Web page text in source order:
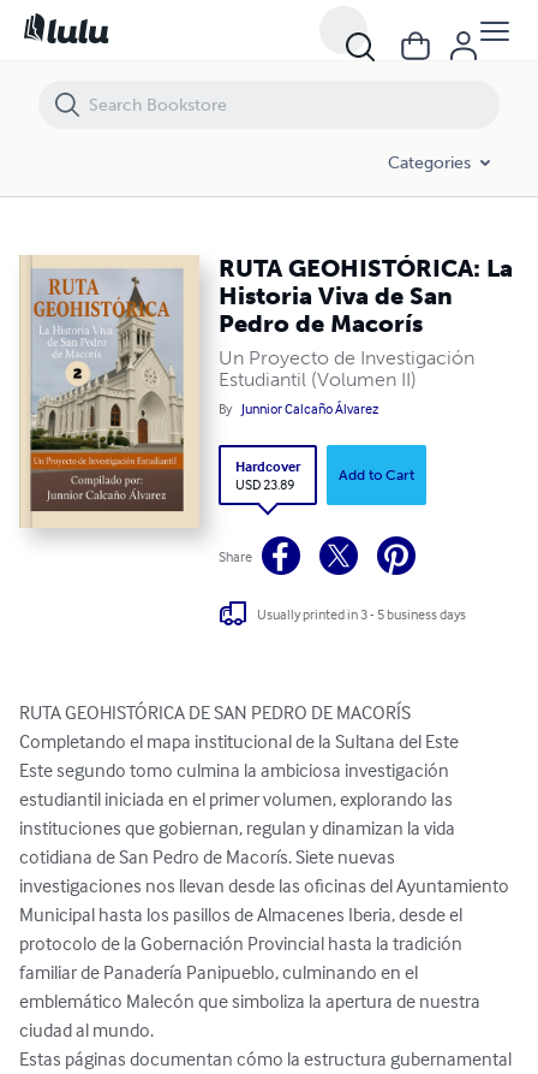
Categories
RUTA GEOHISTÓRICA: La
Historia Viva de San
Pedro de Macorís
Un Proyecto de Investigación
Estudiantil (Volumen II)
By Junnior Calcaño Álvarez
Hardcover
USD 23.89
Add to Cart
Share
Usually printed in 3 - 5 business days
RUTA GEOHISTÓRICA DE SAN PEDRO DE MACORÍS
Completando el mapa institucional de la Sultana del Este
Este segundo tomo culmina la ambiciosa investigación
estudiantil iniciada en el primer volumen, explorando las
instituciones que gobiernan, regulan y dinamizan la vida
cotidiana de San Pedro de Macorís. Siete nuevas
investigaciones nos llevan desde las oficinas del Ayuntamiento
Municipal hasta los pasillos de Almacenes Iberia, desde el
protocolo de la Gobernación Provincial hasta la tradición
familiar de Panadería Panipueblo, culminando en el
emblemático Malecón que simboliza la apertura de nuestra
ciudad al mundo.
Estas páginas documentan cómo la estructura gubernamental
RUTA GEOHISTÓRICA: La Historia Viva de San Pedro de Macorís